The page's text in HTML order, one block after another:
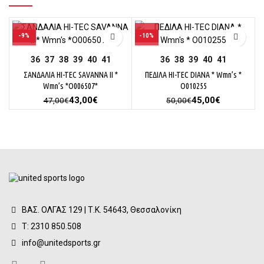
-9%
36 37 38 39 40 41
ΣΑΝΔΑΛΙΑ HI-TEC SAVANNA II *
Wmn’s *O006507*
47,00€Original
price
43,00€Η
τρέχουσα
-10%
36 38 39 40 41
ΠΕΔΙΛΑ HI-TEC DIANA * Wmn’s *
O010255
50,00€Original
price
45,00€
τρέχουσα
ΒΑΣ. ΟΛΓΑΣ 129 | Τ.Κ. 54643, Θεσσαλονίκη
Τ: 2310 850.508
info@unitedsports.gr